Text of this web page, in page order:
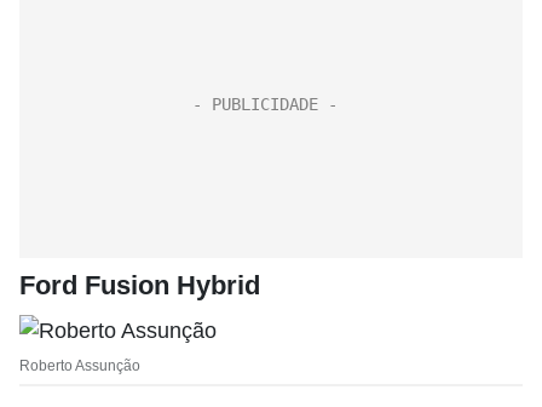
Ford Fusion Hybrid
Roberto Assunção